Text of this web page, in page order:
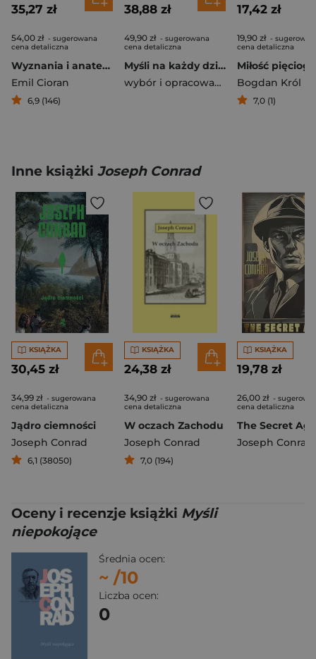
35,27 zł
54,00 zł - sugerowana
cena detaliczna
Wyznania i anatemy
Emil Cioran
6,9 (146)
38,88 zł
49,90 zł - sugerowana
cena detaliczna
Myśli na każdy dzień
wybór i opracowanie Aleksandra Iwanowska
17,42 zł
19,90 zł -
cena detaliczna
Bogdan Król
7,0 (1)
Inne książki Joseph Conrad
KSIĄŻKA
30,45 zł
34,99 zł - sugerowana
cena detaliczna
Jądro ciemności
Joseph Conrad
6,1 (38050)
KSIĄŻKA
24,38 zł
34,90 zł - sugerowana
cena detaliczna
W oczach Zachodu
Joseph Conrad
7,0 (194)
KSIĄŻKA
19,78 zł
26,00 zł -
cena detaliczna
Joseph Conrad
Oceny i recenzje książki Myśli
niepokojące
Średnia ocen:
~ /10
Liczba ocen:
0